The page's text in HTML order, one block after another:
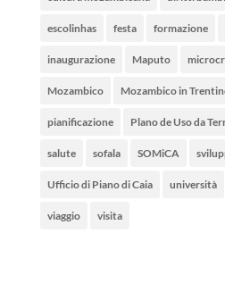
escolinhas festa formazione
inaugurazione Maputo
Mozambico Mozambico in
pianificazione Plano de Uso da
salute sofala SOMiCA
Ufficio di Piano di Caia università
viaggio visita